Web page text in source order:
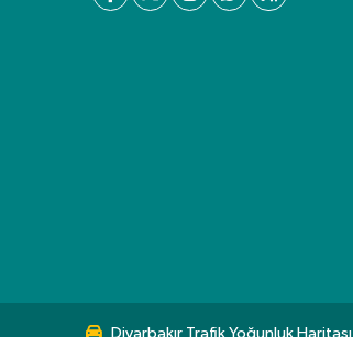
Diyarbakır Trafik Yoğunluk Haritası